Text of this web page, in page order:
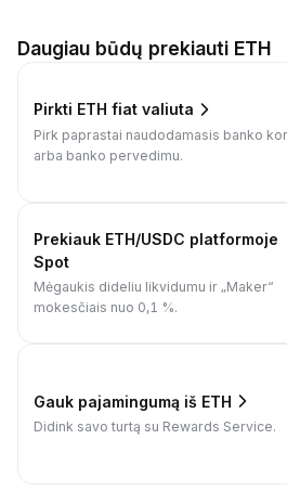
Daugiau būdų prekiauti ETH
Pirkti ETH fiat valiuta
Pirk paprastai naudodamasis banko
arba banko pervedimu.
Prekiauk ETH/USDC platformoje
Spot
Mėgaukis dideliu likvidumu ir „Maker“
mokesčiais nuo 0,1 %.
Gauk pajamingumą iš ETH
Didink savo turtą su Rewards Service.